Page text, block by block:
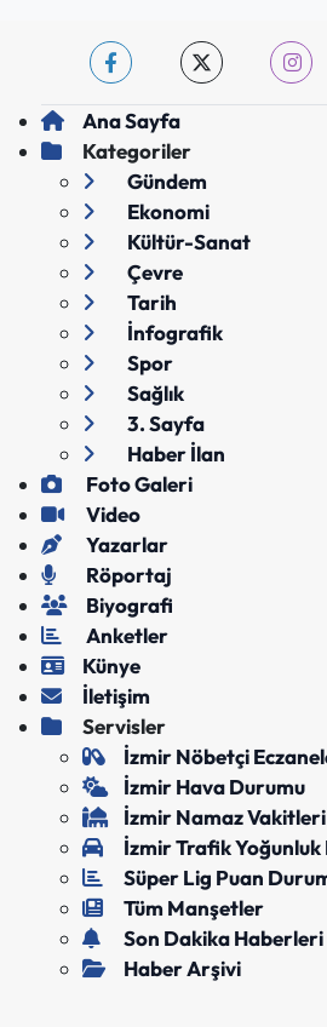
Ana Sayfa
Kategoriler
Gündem
Ekonomi
Kültür-Sanat
Çevre
Tarih
İnfografik
Spor
Sağlık
3. Sayfa
Haber İlan
Foto Galeri
Video
Yazarlar
Röportaj
Biyografi
Anketler
Künye
İletişim
Servisler
İzmir Nöbetçi
İzmir Hava Durumu
İzmir Namaz Vakitleri
İzmir Trafik Yoğunluk
Süper Lig Puan
Tüm Manşetler
Son Dakika Haberleri
Haber Arşivi